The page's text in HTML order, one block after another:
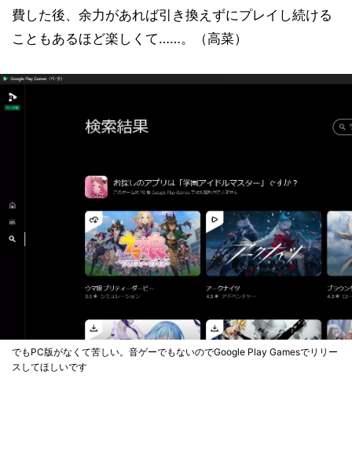
費した後、余力があれば引き換えずにプレイし続ける
こともあるほど楽しくて……。（高菜）
でもPC版がなくて苦しい。音ゲーでもないのでGoogle Play Gamesでリリー
スしてほしいです